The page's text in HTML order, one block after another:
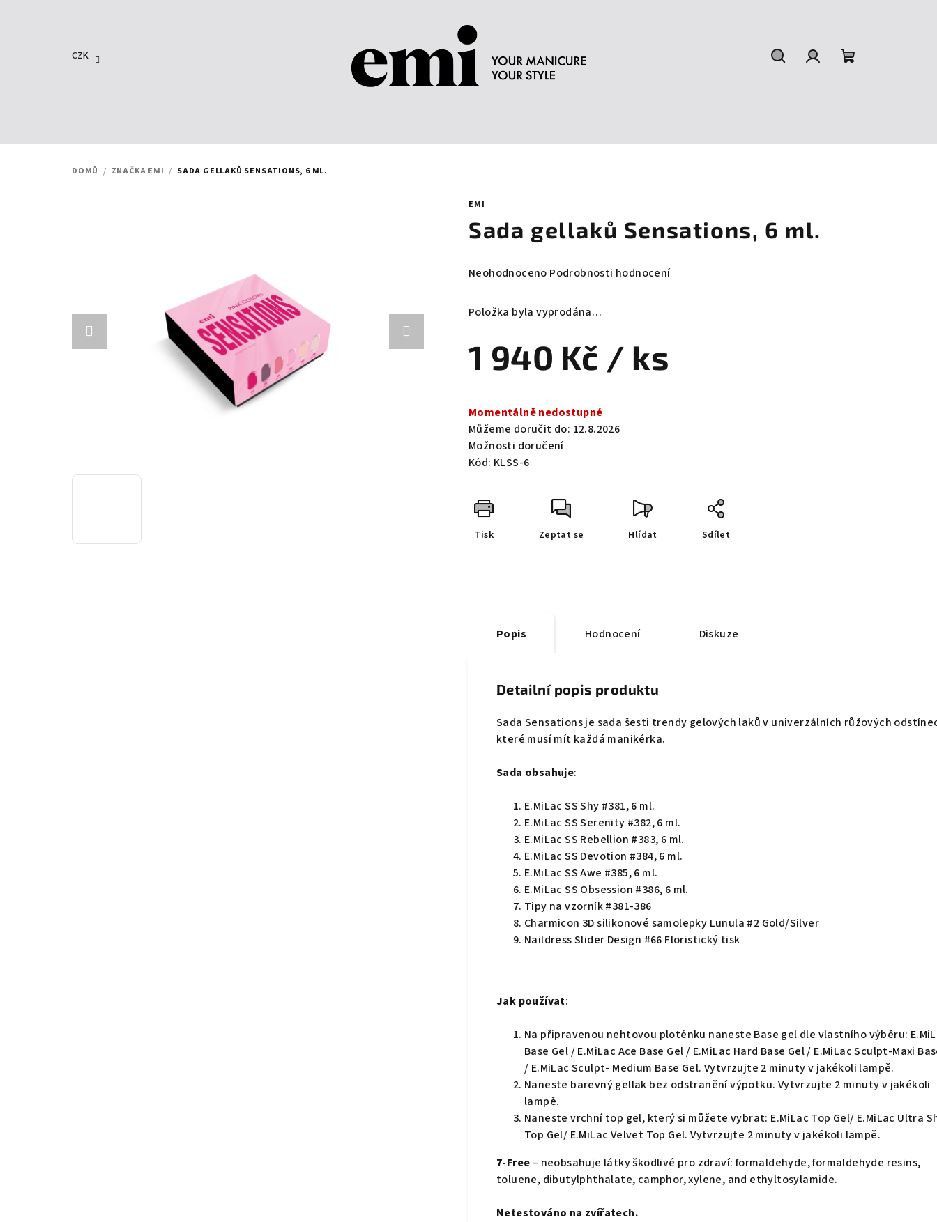
CZK
DOMŮ / ZNAČKA EMI / SADA GELLAKŮ SENSATIONS, 6 ML.
EMI
Sada gellaků Sensations, 6 ml.
Průměrné
produktu
z
Neohodnoceno Podrobnosti hodnocení
Položka byla vyprodána…
1 940 Kč / ks
cena:
Momentálně nedostupné
Můžeme doručit do: 12.8.2026
Možnosti doručení
Kód: KLSS-6
Tisk Zeptat se Hlídat Sdílet
Popis Hodnocení Diskuze
Detailní popis produktu
Sada Sensations je sada šesti trendy gelových laků v univerzálních růžových
které musí mít každá manikérka.
Sada obsahuje:
E.MiLac SS Shy #381, 6 ml.
E.MiLac SS Serenity #382, 6 ml.
E.MiLac SS Rebellion #383, 6 ml.
E.MiLac SS Devotion #384, 6 ml.
E.MiLac SS Awe #385, 6 ml.
E.MiLac SS Obsession #386, 6 ml.
Tipy na vzorník #381-386
Charmicon 3D silikonové samolepky Lunula #2 Gold/Silver
Naildress Slider Design #66 Floristický tisk
Jak používat:
Na připravenou nehtovou ploténku naneste Base gel dle vlastního výběru:
Base Gel / E.MiLac Ace Base Gel / E.MiLac Hard Base Gel / E.MiLac Sculpt-Maxi
/ E.MiLac Sculpt- Medium Base Gel. Vytvrzujte 2 minuty v jakékoli lampě.
Naneste barevný gellak bez odstranění výpotku. Vytvrzujte 2 minuty v jakékoli
lampě.
Naneste vrchní top gel, který si můžete vybrat: E.MiLac Top Gel/ E.MiLac Ultra
Top Gel/ E.MiLac Velvet Top Gel. Vytvrzujte 2 minuty v jakékoli lampě.
7-Free – neobsahuje látky škodlivé pro zdraví: formaldehyde, formaldehyde resins,
toluene, dibutylphthalate, camphor, xylene, and ethyltosylamide.
Netestováno na zvířatech.